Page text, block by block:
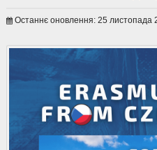
Останнє оновлення: 25 листопада